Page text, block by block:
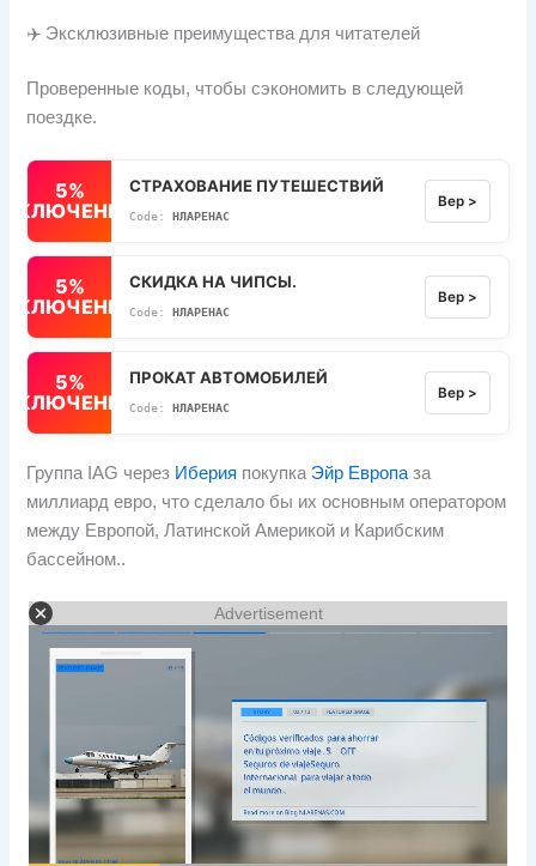
✈️ Эксклюзивные преимущества для читателей
Проверенные коды, чтобы сэкономить в следующей
поездке.
5%
СТРАХОВАНИЕ ПУТЕШЕСТВИЙ
НЛАРЕНАС
Вер >
5%
СКИДКА НА ЧИПСЫ.
НЛАРЕНАС
Вер >
5%
ПРОКАТ АВТОМОБИЛЕЙ
НЛАРЕНАС
Вер >
Группа IAG через Иберия покупка Эйр Европа за
миллиард евро, что сделало бы их основным оператором
между Европой, Латинской Америкой и Карибским
бассейном..
Advertisement